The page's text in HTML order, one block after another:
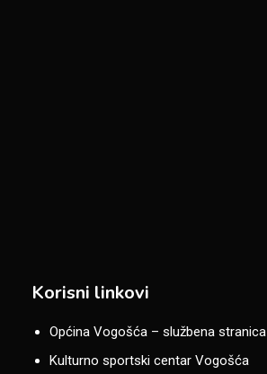
Korisni linkovi
Općina Vogošća – službena stranica
Kulturno sportski centar Vogošća